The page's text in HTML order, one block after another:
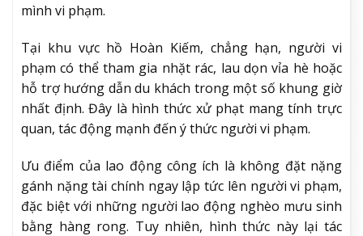
mình vi phạm.
Tại khu vực hồ Hoàn Kiếm, chẳng hạn, người vi
phạm có thể tham gia nhặt rác, lau dọn vỉa hè hoặc
hỗ trợ hướng dẫn du khách trong một số khung giờ
nhất định. Đây là hình thức xử phạt mang tính trực
quan, tác động mạnh đến ý thức người vi phạm.
Ưu điểm của lao động công ích là không đặt nặng
gánh nặng tài chính ngay lập tức lên người vi phạm,
đặc biệt với những người lao động nghèo mưu sinh
bằng hàng rong. Tuy nhiên, hình thức này lại tác